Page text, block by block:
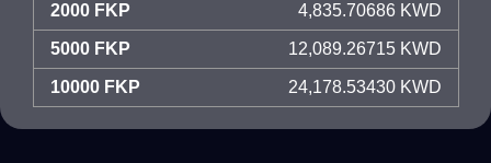
2000 FKP 4,835.70686 KWD
5000 FKP 12,089.26715 KWD
10000 FKP 24,178.53430 KWD